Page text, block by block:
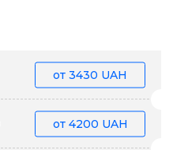
от 3430 UAH
от 4200 UAH